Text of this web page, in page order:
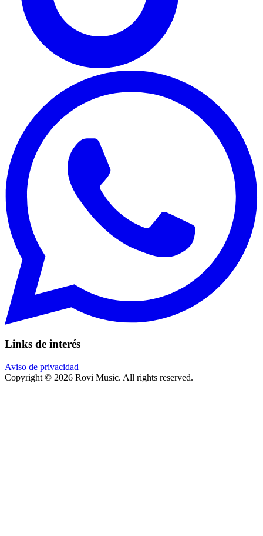
Links de interés
Aviso de privacidad
Copyright © 2026 Rovi Music. All rights reserved.